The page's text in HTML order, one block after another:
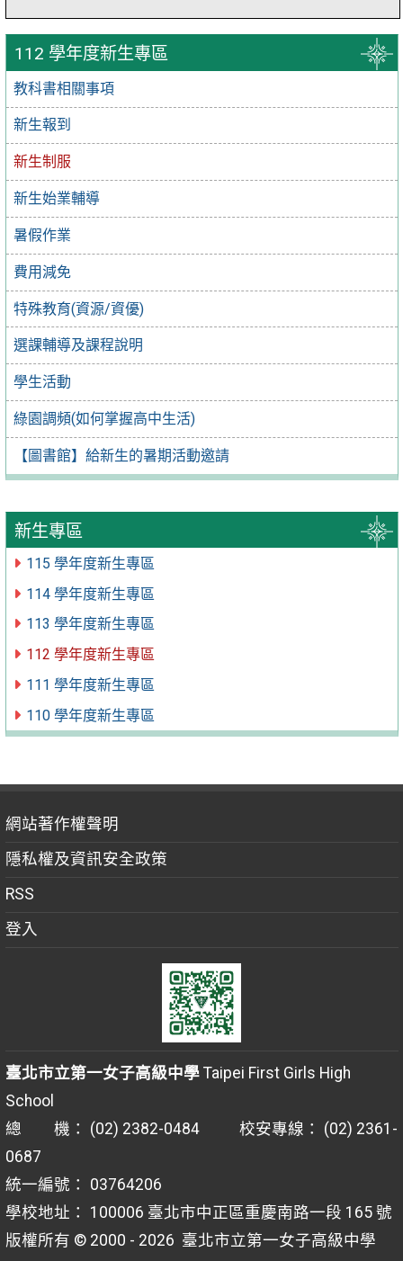
112 學年度新生專區
教科書相關事項
新生報到
新生制服
新生始業輔導
暑假作業
費用減免
特殊教育(資源/資優)
選課輔導及課程說明
學生活動
綠園調頻(如何掌握高中生活)
【圖書館】給新生的暑期活動邀請
新生專區
115 學年度新生專區
114 學年度新生專區
113 學年度新生專區
112 學年度新生專區
111 學年度新生專區
110 學年度新生專區
網站著作權聲明
隱私權及資訊安全政策
RSS
登入
臺北市立第一女子高級中學Taipei First Girls High
School
總 機： (02) 2382-0484 校安專線： (02) 2361-
0687
統一編號： 03764206
學校地址： 100006 臺北市中正區重慶南路一段 165 號
版權所有 © 2000 - 2026 臺北市立第一女子高級中學